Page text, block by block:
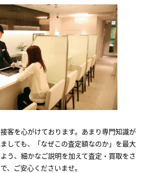
客を心がけております。あまり専門知識が
しても、「なぜこの査定額なのか」を最大
う、細かなご説明を加えて査定・買取をさ
、ご安心くださいませ。